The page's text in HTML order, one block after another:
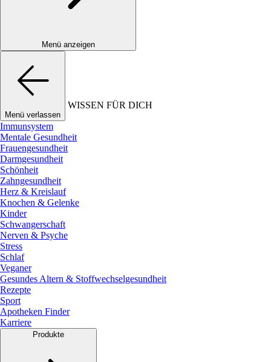
Menü anzeigen
Menü verlassen
WISSEN FÜR DICH
Immunsystem
Mentale Gesundheit
Frauengesundheit
Darmgesundheit
Schönheit
Zahngesundheit
Herz & Kreislauf
Knochen & Gelenke
Kinder
Schwangerschaft
Nerven & Psyche
Stress
Schlaf
Veganer
Gesundes Altern & Stoffwechselgesundheit
Rezepte
Sport
Apotheken Finder
Karriere
Produkte